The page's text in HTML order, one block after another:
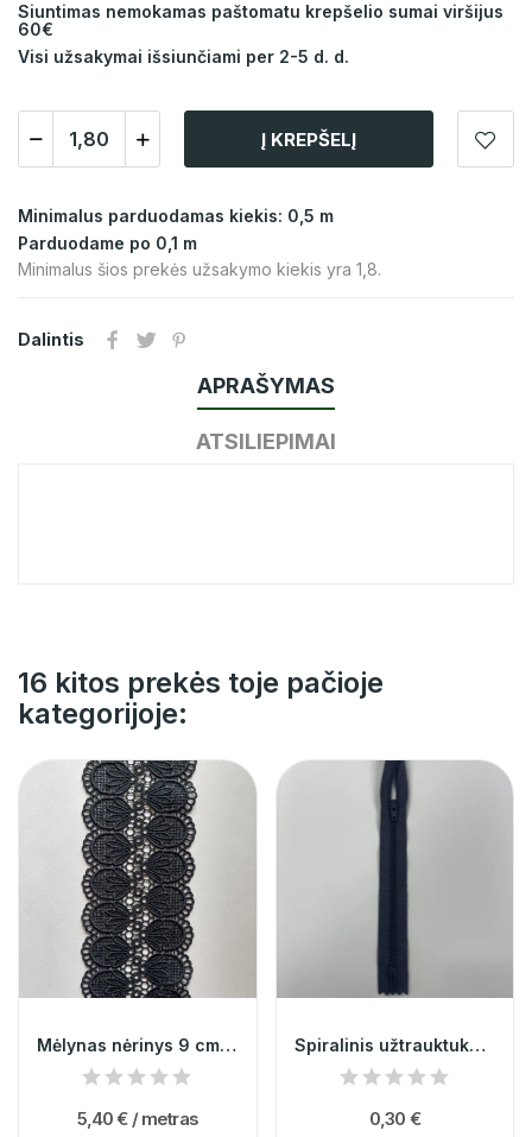
Siuntimas nemokamas paštomatu krepšelio sumai viršijus
60€
Visi užsakymai išsiunčiami per 2-5 d. d.
Į KREPŠELĮ
Minimalus parduodamas kiekis: 0,5 m
Parduodame po 0,1 m
Minimalus šios prekės užsakymo kiekis yra 1,8.
Dalintis
APRAŠYMAS
ATSILIEPIMAI
16 kitos prekės toje pačioje
kategorijoje:
Mėlynas nėrinys 9 cm 011385
5,40 € / metras
Spiralinis užtrauktukas nr.3 @23
0,30 €